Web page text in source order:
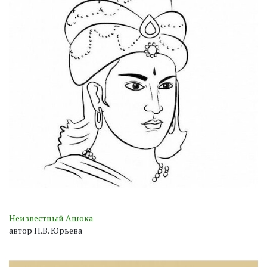
Неизвестный Ашока
автор Н.В. Юрьева